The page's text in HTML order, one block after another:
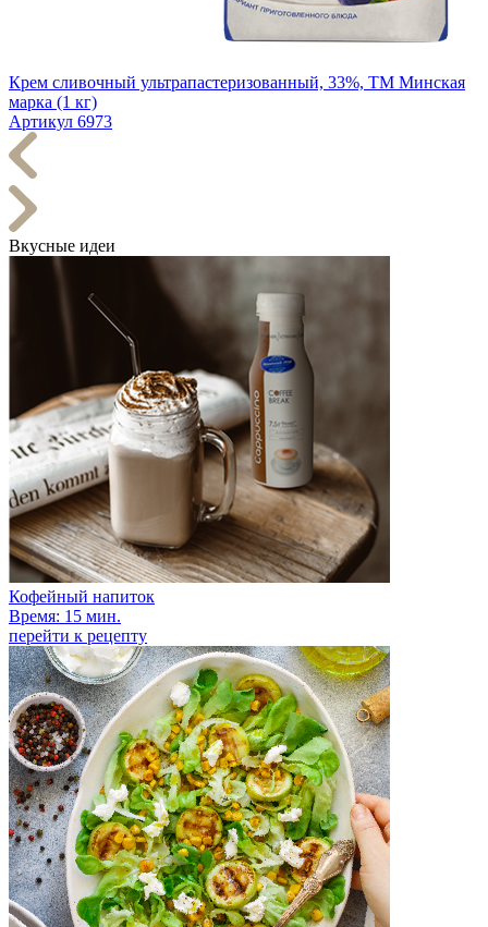
Крем сливочный ультрапастеризованный, 33%, ТМ Минская
марка (1 кг)
Артикул 6973
Вкусные идеи
Кофейный напиток
Время: 15 мин.
перейти к рецепту